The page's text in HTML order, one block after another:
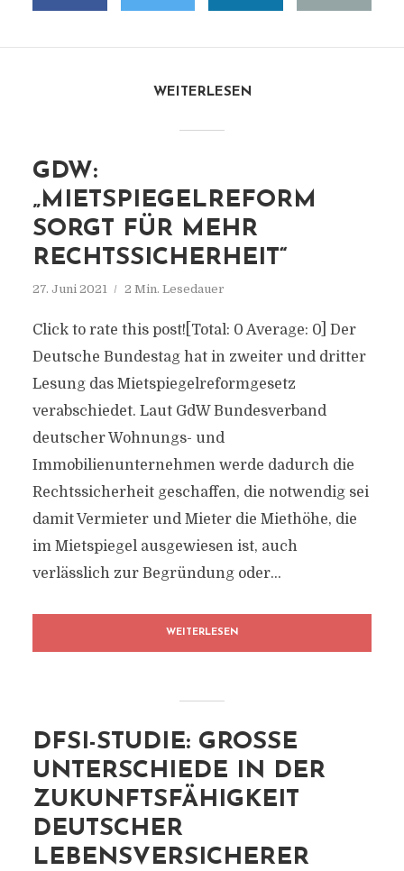
WEITERLESEN
GDW:
„MIETSPIEGELREFORM
SORGT FÜR MEHR
RECHTSSICHERHEIT“
27. Juni 2021 2 Min. Lesedauer
Click to rate this post![Total: 0 Average: 0] Der
Deutsche Bundestag hat in zweiter und dritter
Lesung das Mietspiegelreformgesetz
verabschiedet. Laut GdW Bundesverband
deutscher Wohnungs- und
Immobilienunternehmen werde dadurch die
Rechtssicherheit geschaffen, die notwendig sei
damit Vermieter und Mieter die Miethöhe, die
im Mietspiegel ausgewiesen ist, auch
verlässlich zur Begründung oder...
WEITERLESEN
DFSI-STUDIE: GROSSE U
NTERSCHIEDE IN DER Z
UKUNFTSFÄHIGKEIT D
EUTSCHER L
EBENSVERSICHERER